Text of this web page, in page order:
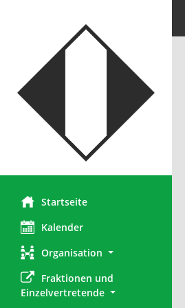
Startseite
Kalender
Organisation
Fraktionen und
Einzelvertretende